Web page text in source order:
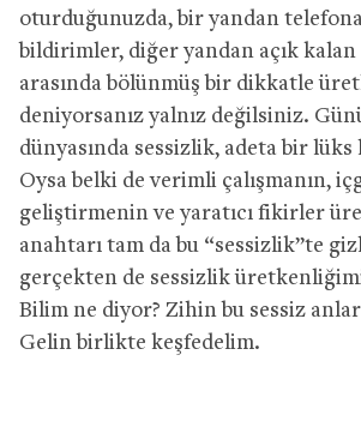
oturduğunuzda, bir yandan
bildirimler, diğer yandan açık
arasında bölünmüş bir dikkatle
deniyorsanız yalnız değilsiniz.
dünyasında sessizlik, adeta bir
Oysa belki de verimli çalışmanın,
geliştirmenin ve yaratıcı fikirler
anahtarı tam da bu “sessizlik”te
gerçekten de sessizlik
Bilim ne diyor? Zihin bu sessiz
Gelin birlikte keşfedelim.